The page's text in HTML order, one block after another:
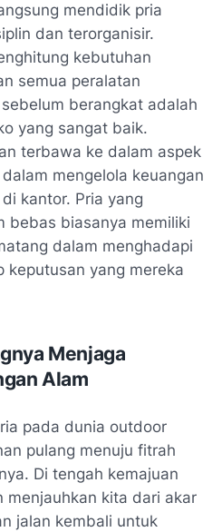
mendidik pria
dan terorganisir.
kebutuhan
semua peralatan
berangkat adalah
yang sangat baik.
terbawa ke dalam aspek
mengelola keuangan
kantor. Pria yang
bebas biasanya memiliki
dalam menghadapi
keputusan yang mereka
Menjaga
Alam
pada dunia outdoor
pulang menuju fitrah
Di tengah kemajuan
menjauhkan kita dari akar
jalan kembali untuk